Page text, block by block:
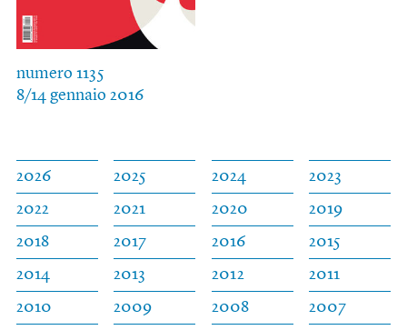
numero 1135
8/14 gennaio 2016
2026 2025 2024
2023
2022
2021 2020
2019
2018
2017 2016
2015
2014
2013 2012
2011
2010
2009 2008
2007